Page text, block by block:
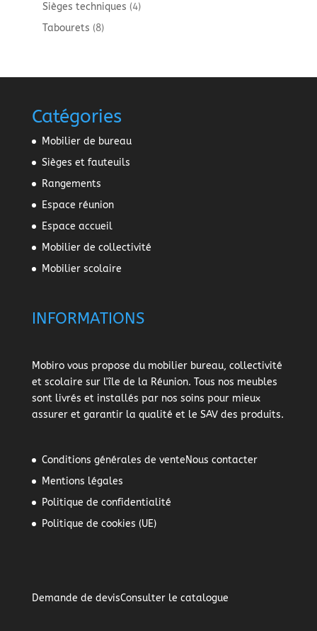
Sièges techniques 44
Tabourets 88
Catégories
Mobilier de bureau
Sièges et fauteuils
Rangements
Espace réunion
Espace accueil
Mobilier de collectivité
Mobilier scolaire
INFORMATIONS
Mobiro vous propose du mobilier bureau, collectivité
et scolaire sur l'île de la Réunion. Tous nos meubles
sont livrés et installés par nos soins pour mieux
assurer et garantir la qualité et le SAV des produits.
Conditions générales de vente
Mentions légales
Politique de confidentialité
Politique de cookies (UE)
Nous contacter
Demande de devisConsulter le catalogue